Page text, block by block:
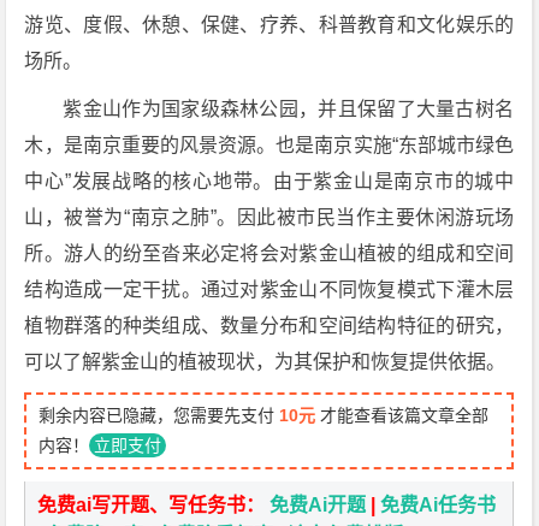
游览、度假、休憩、保健、疗养、科普教育和文化娱乐的
场所。
紫金山作为国家级森林公园，并且保留了大量古树名
木，是南京重要的风景资源。也是南京实施“东部城市绿色
中心”发展战略的核心地带。由于紫金山是南京市的城中
山，被誉为“南京之肺”。因此被市民当作主要休闲游玩场
所。游人的纷至沓来必定将会对紫金山植被的组成和空间
结构造成一定干扰。通过对紫金山不同恢复模式下灌木层
植物群落的种类组成、数量分布和空间结构特征的研究，
可以了解紫金山的植被现状，为其保护和恢复提供依据。
剩余内容已隐藏，您需要先支付 10元 才能查看该篇文章全部
内容！ 立即支付
免费ai写开题、写任务书：免费Ai开题 |免费Ai任务书